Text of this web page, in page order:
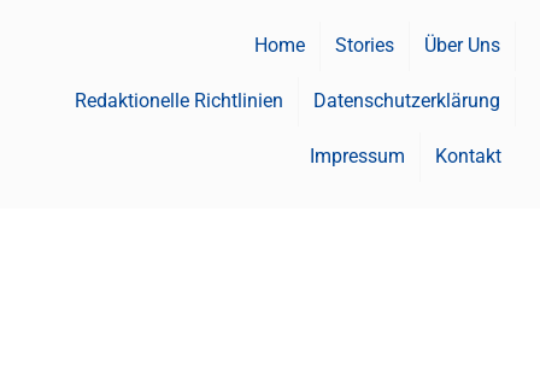
Home Stories Über Uns
Redaktionelle Richtlinien Datenschutzerklärung
Impressum Kontakt